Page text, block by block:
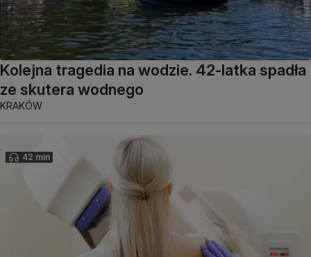
Kolejna tragedia na wodzie. 42-latka spadła
ze skutera wodnego
KRAKÓW
42 min